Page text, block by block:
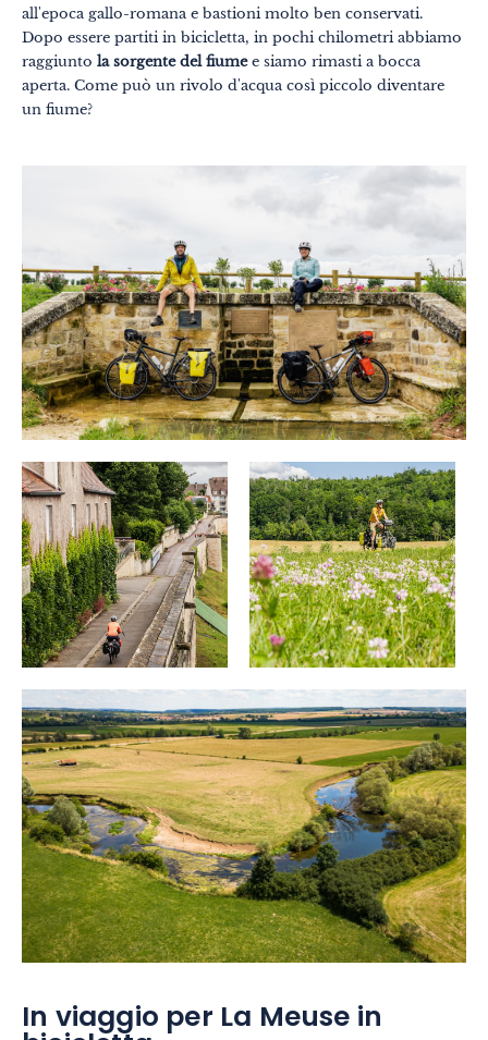
In città
Insolito
Gastronomia
Viaggio responsabile
all'epoca gallo-romana e bastioni molto ben conservati.
Dopo essere partiti in bicicletta, in pochi chilometri abbiamo
raggiunto la sorgente del fiumee siamo rimasti a bocca
aperta. Come può un rivolo d'acqua così piccolo diventare
un fiume?
In viaggio per La Meuse in